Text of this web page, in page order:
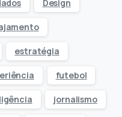
Design
estratégia
futebol
jornalismo